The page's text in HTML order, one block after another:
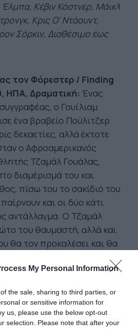
My Personal Information
the sale, sharing to third parties, or
or sensitive information for
us, please use the below opt-out
selection. Please note that after your
Έλμπα, Κέβιν Κόστνερ, Μάικλ
Κρις Ο’ Ντάουντ,
Σόρκιν, Διαθέσιμο έως
τον Φόρεστερ / Finding
ΗΠΑ, Δραματική: Ένας
ο Γουίλιαμ
ένα βραβείο Πούλιτζερ
δεκαετίες, αλλά έκτοτε
ο Αφροαμερικανός
Τζαμάλ Γουάλας,
διαμέρισμά του και
πίσω του το σακίδιό του
και οι δύο κάτι
αντάλλαγμα. Ο Τζαμάλ
του θαυμαστή, αλλά και
θα τον προκαλέσει και θα
πάντα, και ο Φόρεστερ έχει
από την αυτοεπιβαλλόμενη
Πάκουιν, Φ. Μάρει
Μάικλ Πιτ, Στέφανι
Σκηνοθεσία: Γκας Βαν